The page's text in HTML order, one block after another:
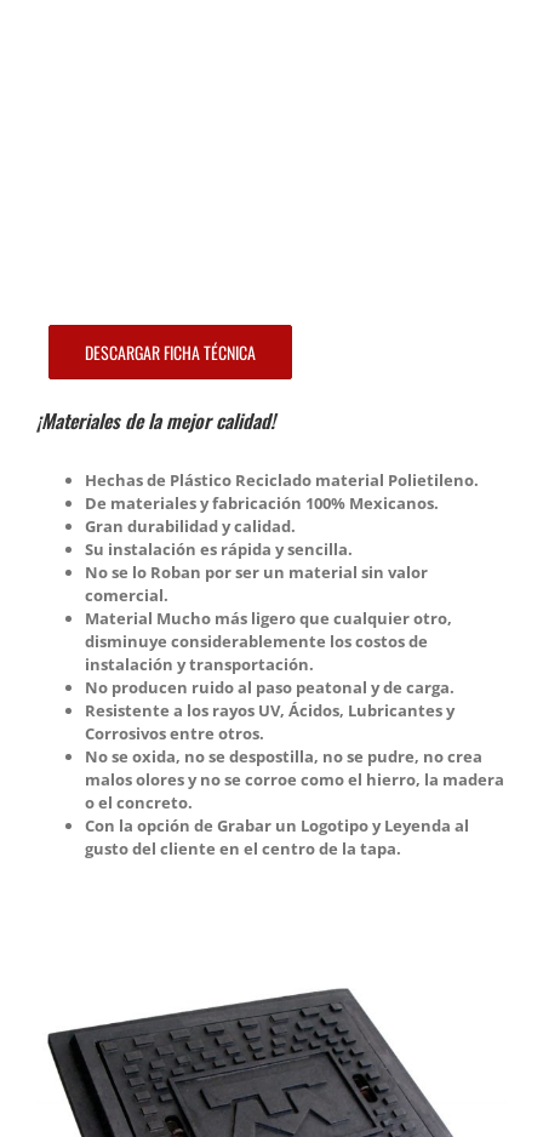
DESCARGAR FICHA TÉCNICA
¡Materiales de la mejor calidad!
Hechas de Plástico Reciclado material Polietileno.
De materiales y fabricación 100% Mexicanos.
Gran durabilidad y calidad.
Su instalación es rápida y sencilla.
No se lo Roban por ser un material sin valor
comercial.
Material Mucho más ligero que cualquier otro,
disminuye considerablemente los costos de
instalación y transportación.
No producen ruido al paso peatonal y de carga.
Resistente a los rayos UV, Ácidos, Lubricantes y
Corrosivos entre otros.
No se oxida, no se despostilla, no se pudre, no crea
malos olores y no se corroe como el hierro, la madera
o el concreto.
Con la opción de Grabar un Logotipo y Leyenda al
gusto del cliente en el centro de la tapa.